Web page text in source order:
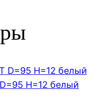
H=12 белый